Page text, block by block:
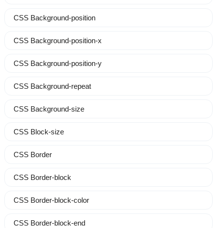
CSS Background-position
CSS Background-position-x
CSS Background-position-y
CSS Background-repeat
CSS Background-size
CSS Block-size
CSS Border
CSS Border-block
CSS Border-block-color
CSS Border-block-end